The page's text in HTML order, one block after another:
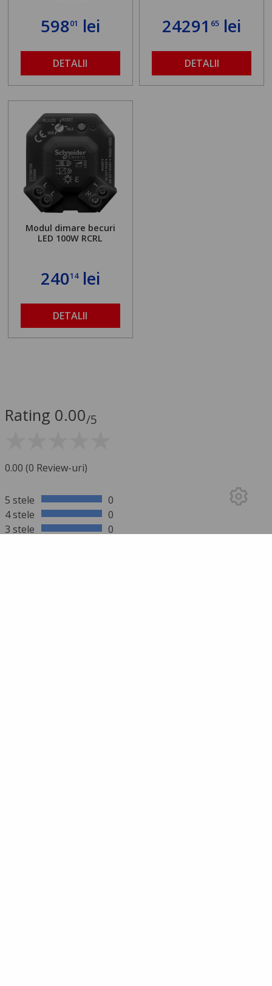
59801 lei
DETALII
24291 65 lei
DETALII
Modul dimare becuri
LED 100W RCRL
24014lei
DETALII
Rating 0.00/5
0.00 (0 Review-uri)
5 stele
0
4 stele
0
3 stele
0